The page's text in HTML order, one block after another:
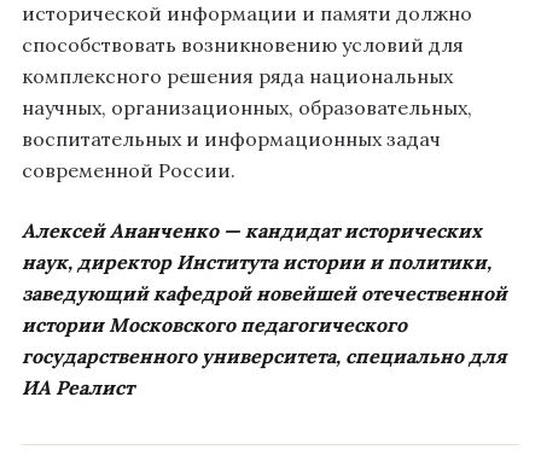
исторической информации и памяти должно
способствовать возникновению условий для
комплексного решения ряда национальных
научных, организационных, образовательных,
воспитательных и информационных задач
современной России.
Алексей Ананченко — кандидат исторических
наук, директор Института истории и политики,
заведующий кафедрой новейшей отечественной
истории Московского педагогического
государственного университета, специально для
ИА Реалист